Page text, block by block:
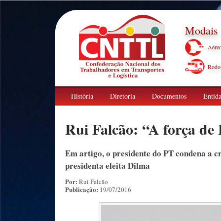
Modais
História Diretoria Documentos
Rui Falcão: “A força de
Em artigo, o presidente do PT condena a
presidenta eleita Dilma
Por: Rui Falcão
Publicação: 19/07/2016